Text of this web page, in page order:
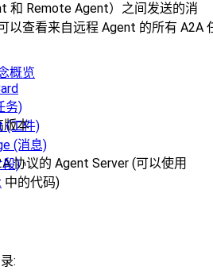
概览
务)
(工件)
(消息)
段)
和 Remote Agent）之间发送的消
以查看来自远程 Agent 的所有 A2A
版本
协议的 Agent Server (可以使用
中的代码)
: